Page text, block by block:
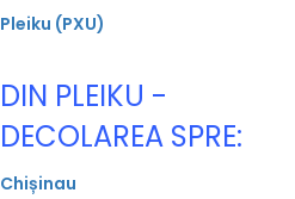
Pleiku (PXU)
DIN PLEIKU -
DECOLAREA SPRE:
Chișinau